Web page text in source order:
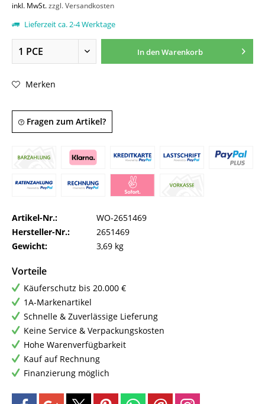
inkl. MwSt.zzgl. Versandkosten
Lieferzeit ca. 2-4 Werktage
In denWarenkorb
Merken
Fragen zum Artikel?
Artikel-Nr.:
WO-2651469
Hersteller-Nr.:
2651469
Gewicht:
3,69 kg
Vorteile
Käuferschutz bis 20.000 €
1A-Markenartikel
Schnelle & Zuverlässige Lieferung
Keine Service & Verpackungskosten
Hohe Warenverfügbarkeit
Kauf auf Rechnung
Finanzierung möglich